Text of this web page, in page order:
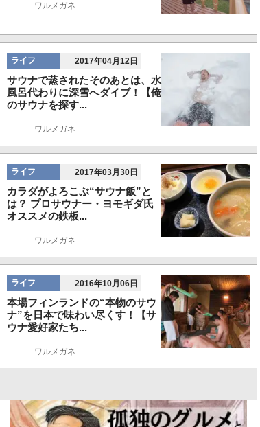
ワルメガネ
ライフ 2017年04月12日
サウナで蒸されたそのあとは、水
風呂代わりに深雪へダイブ！【俺
のサウナを探す...
ワルメガネ
ライフ 2017年03月30日
カラダがよろこぶ“サウナ飯”と
は？ プロサウナー・ヨモギダ氏
オススメの鉄板...
ワルメガネ
ライフ 2016年10月06日
本場フィンランドの“本物のサウ
ナ”を日本で味わい尽くす！【サ
ウナ愛好家たち...
ワルメガネ